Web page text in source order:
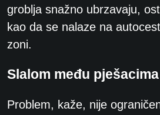
groblja snažno ubrzavaju,
kao da se nalaze na
zoni.
Slalom među pješacima
Problem, kaže, nije